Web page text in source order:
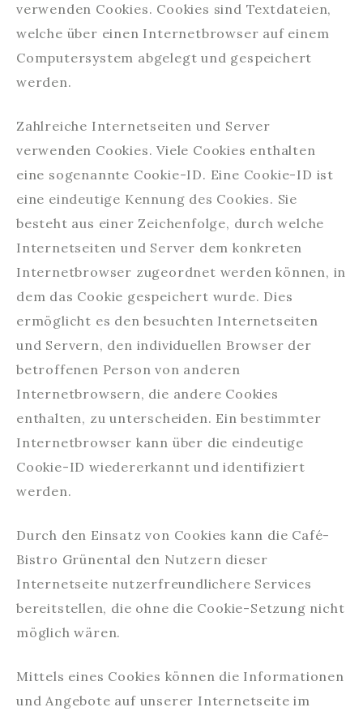
verwenden Cookies. Cookies sind Textdateien,
welche über einen Internetbrowser auf einem
Computersystem abgelegt und gespeichert
werden.
Zahlreiche Internetseiten und Server
verwenden Cookies. Viele Cookies enthalten
eine sogenannte Cookie-ID. Eine Cookie-ID ist
eine eindeutige Kennung des Cookies. Sie
besteht aus einer Zeichenfolge, durch welche
Internetseiten und Server dem konkreten
Internetbrowser zugeordnet werden können, in
dem das Cookie gespeichert wurde. Dies
ermöglicht es den besuchten Internetseiten
und Servern, den individuellen Browser der
betroffenen Person von anderen
Internetbrowsern, die andere Cookies
enthalten, zu unterscheiden. Ein bestimmter
Internetbrowser kann über die eindeutige
Cookie-ID wiedererkannt und identifiziert
werden.
Durch den Einsatz von Cookies kann die Café-
Bistro Grünental den Nutzern dieser
Internetseite nutzerfreundlichere Services
bereitstellen, die ohne die Cookie-Setzung nicht
möglich wären.
Mittels eines Cookies können die Informationen
und Angebote auf unserer Internetseite im